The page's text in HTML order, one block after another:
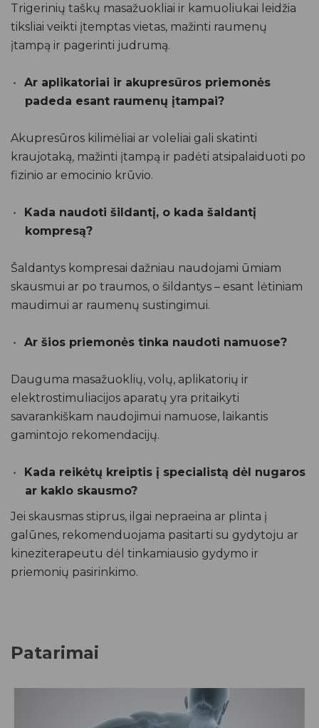
Trigerinių taškų masažuokliai ir kamuoliukai leidžia
tiksliai veikti įtemptas vietas, mažinti raumenų
įtampą ir pagerinti judrumą.
Ar aplikatoriai ir akupresūros priemonės
padeda esant raumenų įtampai?
Akupresūros kilimėliai ar voleliai gali skatinti
kraujotaką, mažinti įtampą ir padėti atsipalaiduoti po
fizinio ar emocinio krūvio.
Kada naudoti šildantį, o kada šaldantį
kompresą?
Šaldantys kompresai dažniau naudojami ūmiam
skausmui ar po traumos, o šildantys – esant lėtiniam
maudimui ar raumenų sustingimui.
Ar šios priemonės tinka naudoti namuose?
Dauguma masažuoklių, volų, aplikatorių ir
elektrostimuliacijos aparatų yra pritaikyti
savarankiškam naudojimui namuose, laikantis
gamintojo rekomendacijų.
Kada reikėtų kreiptis į specialistą dėl nugaros
ar kaklo skausmo?
Jei skausmas stiprus, ilgai nepraeina ar plinta į
galūnes, rekomenduojama pasitarti su gydytoju ar
kineziterapeutu dėl tinkamiausio gydymo ir
priemonių pasirinkimo.
Patarimai